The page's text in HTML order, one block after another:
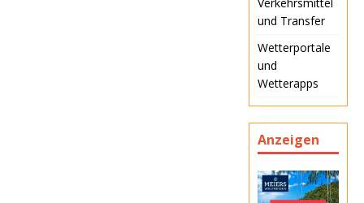
Verkehrsmittel
und Transfer
Wetterportale
und
Wetterapps
Anzeigen